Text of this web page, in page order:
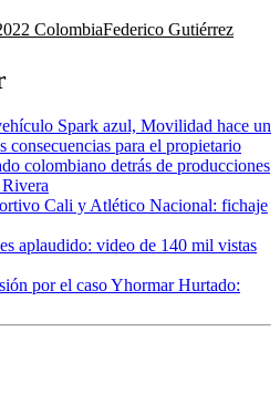
ColombiaFederico Gutiérrez
Spark azul, Movilidad hace un
consecuencias para el propietario
colombiano detrás de producciones
Cali y Atlético Nacional: fichaje
aplaudido: video de 140 mil vistas
por el caso Yhormar Hurtado: